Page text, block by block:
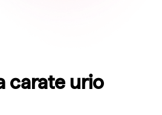
carate urio